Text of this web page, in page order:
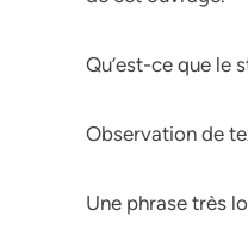
Qu’est-ce que le
Observation de
Une phrase très